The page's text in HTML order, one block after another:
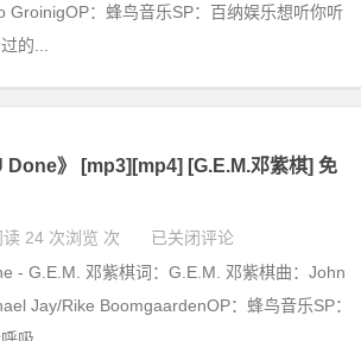
GroinigOP：蜂鸟音乐SP：百纳娱乐想听你听
的...
Done》 [mp3][mp4] [G.E.M.邓紫棋] 免
读 24 次浏览 次 已关闭评论
- G.E.M. 邓紫棋词：G.E.M. 邓紫棋曲：John
Jay/Rike BoomgaardenOP：蜂鸟音乐SP：